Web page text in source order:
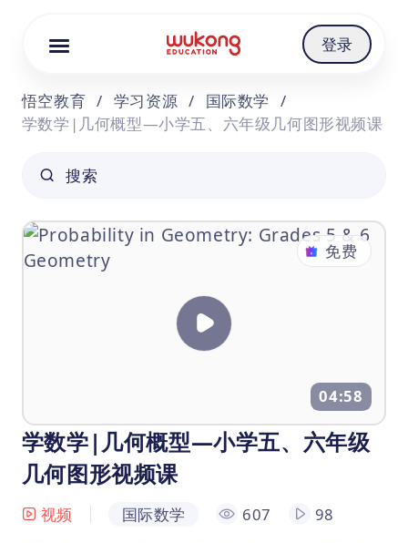
登录
悟空教育 / 学习资源 / 国际数学
/
学数学|几何概型—小学五、六年级几何图形视频课
搜索
学数学|几何概型—小学五、六年级
几何图形视频课
视频 国际数学 607
98
免费
04:58